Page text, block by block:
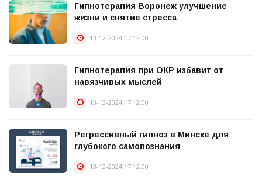
Гипнотерапия Воронеж улучшение
жизни и снятие стресса
13-12-2024 17:12:00
Гипнотерапия при ОКР избавит от
навязчивых мыслей
13-12-2024 17:12:00
Регрессивный гипноз в Минске для
глубокого самопознания
13-12-2024 17:12:00